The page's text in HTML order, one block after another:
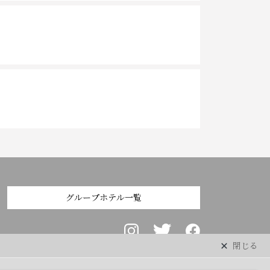
グループホテル一覧
閉じる